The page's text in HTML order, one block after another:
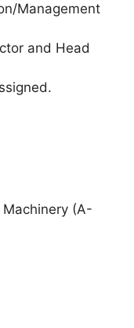
Management
and Head
(A-